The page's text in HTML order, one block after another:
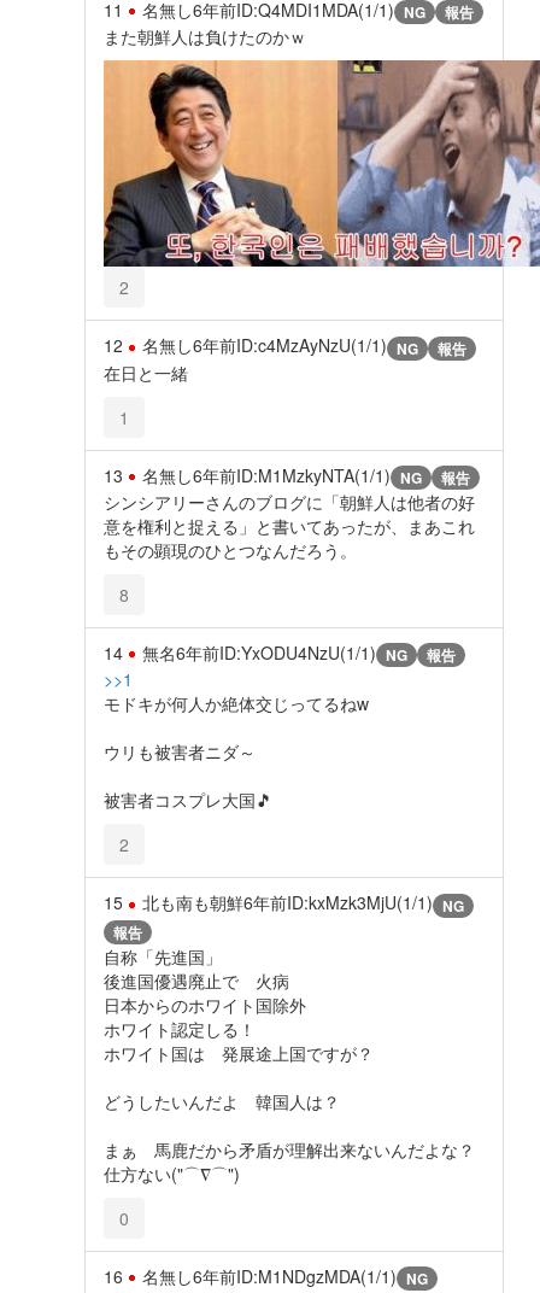
11 名無し6年前ID:Q4MDI1MDA(1/1) NG 報告
また朝鮮人は負けたのかｗ
2
12 名無し6年前ID:c4MzAyNzU(1/1) NG 報告
在日と一緒
1
13 名無し6年前ID:M1MzkyNTA(1/1) NG 報告
シンシアリーさんのブログに「朝鮮人は他者の好
意を権利と捉える」と書いてあったが、まあこれ
もその顕現のひとつなんだろう。
8
14 無名6年前ID:YxODU4NzU(1/1) NG 報告
>>1
モドキが何人か絶体交じってるねw
ウリも被害者ニダ～
被害者コスプレ大国🎵
2
15 北も南も朝鮮6年前ID:kxMzk3MjU(1/1) NG
報告
自称「先進国」
後進国優遇廃止で 火病
日本からのホワイト国除外
ホワイト認定しる！
ホワイト国は 発展途上国ですが？
どうしたいんだよ 韓国人は？
まぁ 馬鹿だから矛盾が理解出来ないんだよな？
仕方ない("⌒∇⌒")
0
16 名無し6年前ID:M1NDgzMDA(1/1) NG